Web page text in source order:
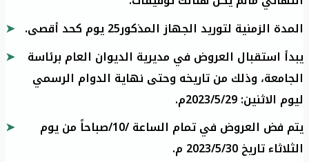
المدة الزمنية لتوريد الجهاز المذكور25 يوم كحد أقصى.
يبدأ استقبال العروض في مديرية الديوان العام برئاسة
الجامعة، وذلك من تاريخه وحتى نهاية الدوام الرسمي
ليوم الاثنين: 2023/5/29م.
يتم فض العروض في تمام الساعة /10/صباحاً من يوم
الثلاثاء تاريخ 2023/5/30 م.